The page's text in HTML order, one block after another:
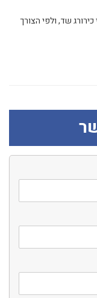
שד, ולפי הצורך